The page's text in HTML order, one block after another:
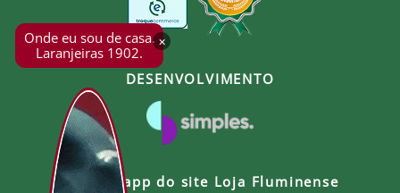
×
Onde eu sou de casa.
Laranjeiras 1902.
DESENVOLVIMENTO
Baixe o app do site Loja Fluminense